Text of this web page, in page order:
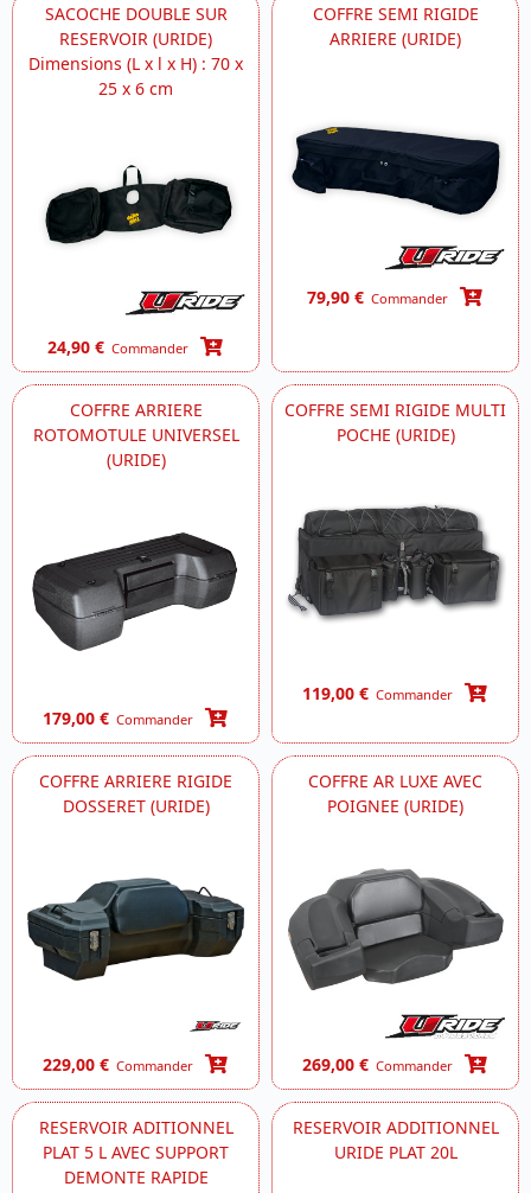
SACOCHE DOUBLE SUR
RESERVOIR (URIDE)
Dimensions (L x l x H) : 70 x
25 x 6 cm
24,90 € Commander
COFFRE SEMI RIGIDE
ARRIERE (URIDE)
79,90 € Commander
COFFRE ARRIERE
ROTOMOTULE UNIVERSEL
(URIDE)
179,00 € Commander
COFFRE SEMI RIGIDE MULTI
POCHE (URIDE)
119,00 € Commander
COFFRE ARRIERE RIGIDE
DOSSERET (URIDE)
229,00 € Commander
COFFRE AR LUXE AVEC
POIGNEE (URIDE)
269,00 € Commander
RESERVOIR ADITIONNEL
PLAT 5 L AVEC SUPPORT
DEMONTE RAPIDE
RESERVOIR ADDITIONNEL
URIDE PLAT 20L